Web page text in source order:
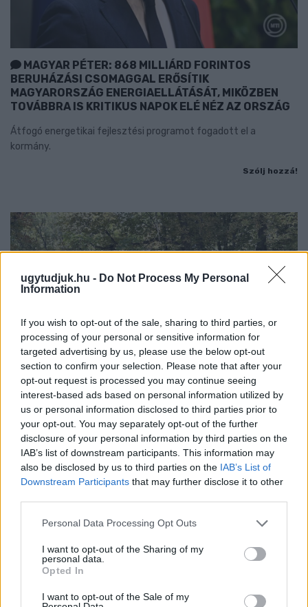
ugytudjuk.hu - Do Not Process My Personal
Information
If you wish to opt-out of the sale, sharing to third parties, or
processing of your personal or sensitive information for
targeted advertising by us, please use the below opt-out
section to confirm your selection. Please note that after your
opt-out request is processed you may continue seeing
interest-based ads based on personal information utilized by
us or personal information disclosed to third parties prior to
your opt-out. You may separately opt-out of the further
disclosure of your personal information by third parties on the
IAB’s list of downstream participants. This information may
also be disclosed by us to third parties on the IAB’s List of
Downstream Participants that may further disclose it to other
Please note that this website/app uses one or more Google
not limited to your visit or usage behaviour. You may click to
grant or deny consent to Google and its third-party tags to
use your data for below specified purposes in below Google
consent section.
Personal Data Processing Opt Outs
I want to opt-out of the Sharing of my
personal data.
Opted In
I want to opt-out of the Sale of my
MAGYAR PÉTER: 868 MILLIÁRD FORINTOS
BERUHÁZÁSI CSOMAGGAL ERŐSÍTIK
MAGYARORSZÁG ENERGIAELLÁTÁSÁT, MIKÖZBEN
TOVÁBBRA IS KRITIKUS NAPOK ELÉ NÉZ AZ ORSZÁG
Átfogó energetikai fejlesztési programot fogadott el a
kormány.
Szólj hozzá!
ÁTADJÁK A MEGÚJULT ERZSÉBET LIGETI
KRESZ-PARKOT GYŐRBEN – CSALÁDI
PROGRAMOKKAL ÜNNEPLIK A FELÚJÍTÁST
Ügyességi versenyek, KRESZ-kvíz, ingyenes kerékpár- és e-
rollerjelölés is várja a családokat augusztus 8-án.